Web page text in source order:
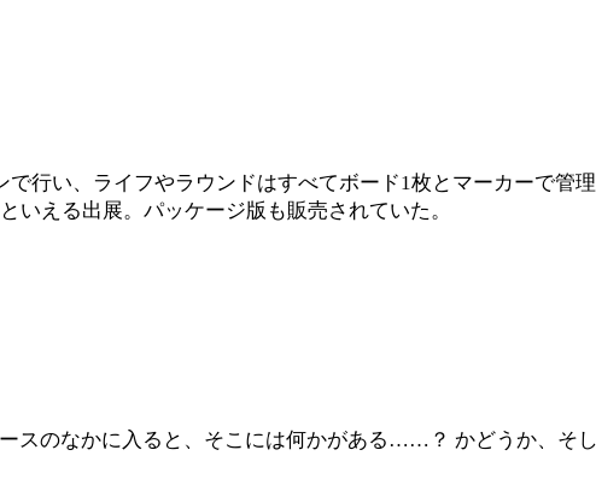
行い、ライフやラウンドはすべてボード1枚とマーカーで管
える出展。パッケージ版も販売されていた。
スのなかに入ると、そこには何かがある……？ かどうか、そ